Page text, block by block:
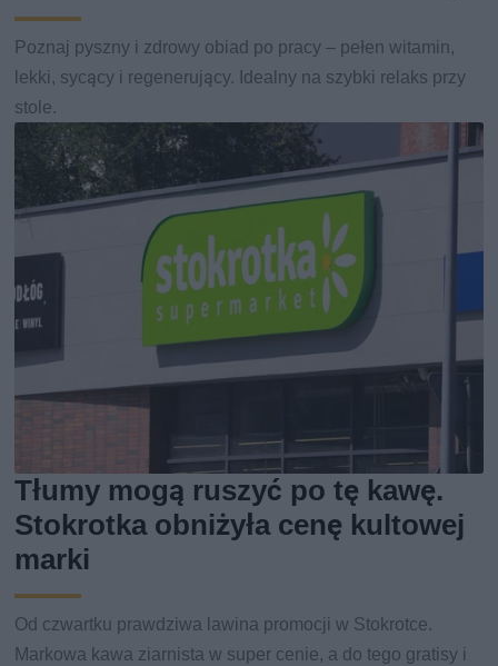
Poznaj pyszny i zdrowy obiad po pracy – pełen witamin,
lekki, sycący i regenerujący. Idealny na szybki relaks przy
stole.
Tłumy mogą ruszyć po tę kawę.
Stokrotka obniżyła cenę kultowej
marki
Od czwartku prawdziwa lawina promocji w Stokrotce.
Markowa kawa ziarnista w super cenie, a do tego gratisy i